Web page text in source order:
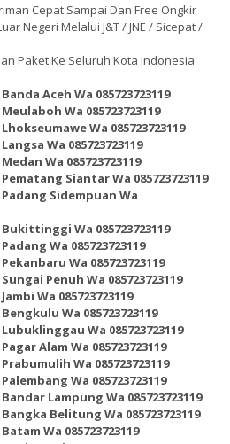
Cepat Sampai Dan Free Ongkir
Negeri Melalui J&T / JNE / Sicepat /
Paket Ke Seluruh Kota Indonesia
Aceh Wa 085723723119
Wa 085723723119
Wa 085723723119
Wa 085723723119
Wa 085723723119
Siantar Wa 085723723119
Sidempuan Wa
Wa 085723723119
Wa 085723723119
Wa 085723723119
Penuh Wa 085723723119
Wa 085723723119
Wa 085723723119
Wa 085723723119
Alam Wa 085723723119
Wa 085723723119
Wa 085723723119
Lampung Wa 085723723119
Belitung Wa 085723723119
Wa 085723723119